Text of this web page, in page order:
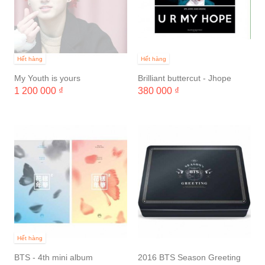
Hết hàng
My Youth is yours
1 200 000 ₫
Hết hàng
Brilliant buttercut - Jhope
Bday
380 000 ₫
Hết hàng
BTS - 4th mini album
2016 BTS Season Greeting